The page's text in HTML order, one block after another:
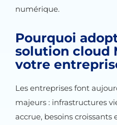
numérique.
Pourquoi
solution cloud
votre
Les entreprises font
majeurs : infrastructures
accrue, besoins croissants